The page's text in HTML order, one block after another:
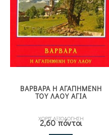
ΒΑΡΒΑΡΑ Η ΑΓΑΠΗΜΕΝΗ
ΤΟΥ ΛΑΟΥ ΑΓΙΑ
ΧΩΡΙΣ ΑΞΙΟΛΟΓΗΣΗ
2,60 πόντοι